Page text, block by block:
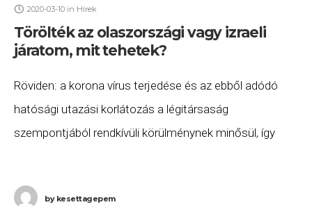
2020-03-10 in Hírek
Törölték az olaszországi vagy izraeli
járatom, mit tehetek?
Röviden: a korona vírus terjedése és az ebből adódó
hatósági utazási korlátozás a légitársaság
szempontjából rendkívüli körülménynek minősül, így
bykesettagepem